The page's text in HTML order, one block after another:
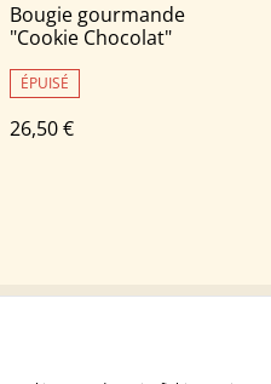
Bougie gourmande
"Cookie Chocolat"
ÉPUISÉ
26,50 €
Politiques de cookie